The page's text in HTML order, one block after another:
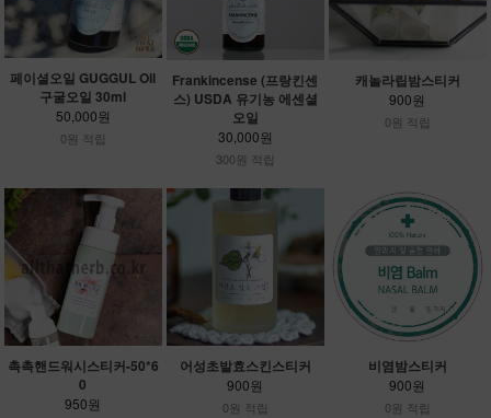
페이셜오일 GUGGUL Oil
구굴오일 30ml
50,000원
0원 적립
Frankincense (프랑킨센
스) USDA 유기농 에센셜
오일
30,000원
300원 적립
캐놀라립밤스티커
900원
0원 적립
촉촉핸드워시스티커-50*6
0
950원
어성초발효스킨스티커
900원
0원 적립
비염밤스티커
900원
0원 적립